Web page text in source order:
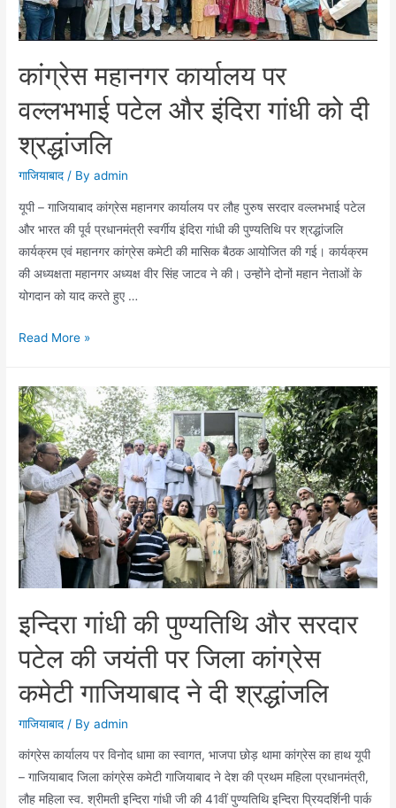
कांग्रेस महानगर कार्यालय पर
वल्लभभाई पटेल और इंदिरा गांधी को दी
श्रद्धांजलि
गाजियाबाद / Byadmin
यूपी – गाजियाबाद कांग्रेस महानगर कार्यालय पर लौह पुरुष सरदार वल्लभभाई पटेल
और भारत की पूर्व प्रधानमंत्री स्वर्गीय इंदिरा गांधी की पुण्यतिथि पर श्रद्धांजलि
कार्यक्रम एवं महानगर कांग्रेस कमेटी की मासिक बैठक आयोजित की गई। कार्यक्रम
की अध्यक्षता महानगर अध्यक्ष वीर सिंह जाटव ने की। उन्होंने दोनों महान नेताओं के
योगदान को याद करते हुए …
कांग्रेस
पर
वल्लभभाई
पटेल
और
इंदिरा
गांधी
को
दी
श्रद्धांजलि
Read More »
इन्दिरा गांधी की पुण्यतिथि और सरदार
पटेल की जयंती पर जिला कांग्रेस
कमेटी गाजियाबाद ने दी श्रद्धांजलि
गाजियाबाद / Byadmin
कांग्रेस कार्यालय पर विनोद धामा का स्वागत, भाजपा छोड़ थामा कांग्रेस का हाथ यूपी
– गाजियाबाद जिला कांग्रेस कमेटी गाजियाबाद ने देश की प्रथम महिला प्रधानमंत्री,
लौह महिला स्व. श्रीमती इन्दिरा गांधी जी की 41वीं पुण्यतिथि इन्दिरा प्रियदर्शिनी पार्क